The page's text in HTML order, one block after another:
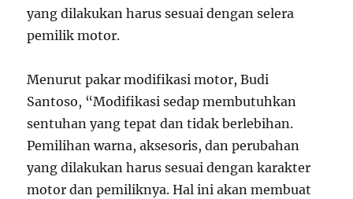
yang dilakukan harus sesuai dengan selera
pemilik motor.
Menurut pakar modifikasi motor, Budi
Santoso, “Modifikasi sedap membutuhkan
sentuhan yang tepat dan tidak berlebihan.
Pemilihan warna, aksesoris, dan perubahan
yang dilakukan harus sesuai dengan karakter
motor dan pemiliknya. Hal ini akan membuat